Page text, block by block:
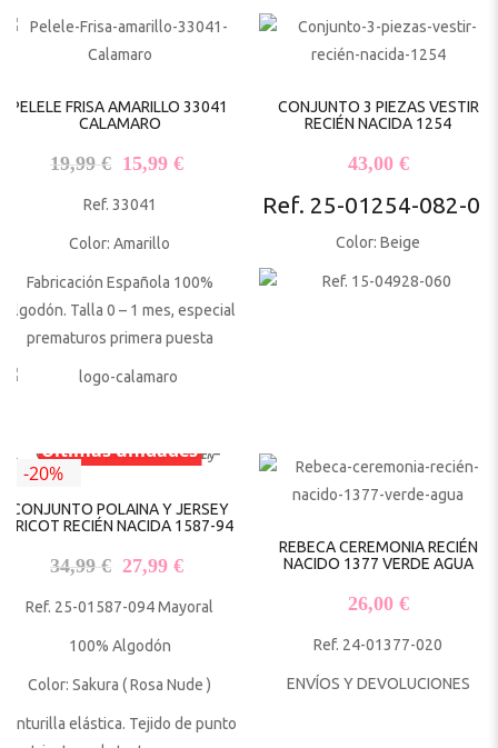
PELELE FRISA AMARILLO 33041
CALAMARO
19,99€ El precio original era: 19,99 €.
15,99€ El precio actual es: 15,99 €.
Ref. 33041
Color: Amarillo
Fabricación Española 100%
Algodón. Talla 0 – 1 mes, especial
prematuros primera puesta
CONJUNTO 3 PIEZAS VESTIR
RECIÉN NACIDA 1254
43,00 €
Ref. 25-01254-082-05
Color: Beige
Últimas unidades
-20%
CONJUNTO POLAINA Y JERSEY
TRICOT RECIÉN NACIDA 1587-94
34,99€ El precio original era: 34,99 €.
27,99€ El precio actual es: 27,99 €.
Ref. 25-01587-094 Mayoral
100% Algodón
Color: Sakura ( Rosa Nude )
Cinturilla elástica. Tejido de punto
REBECA CEREMONIA RECIÉN
NACIDO 1377 VERDE AGUA
26,00 €
Ref. 24-01377-020
ENVÍOS Y DEVOLUCIONES